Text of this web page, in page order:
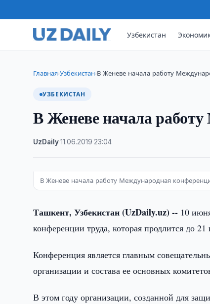
Узбекистан
Главная›Узбекистан›В Женеве начала работу
УЗБЕКИСТАН
В Женеве начала
UzDaily·11.06.2019 23:04
В Женеве начала работу Международная
Ташкент, Узбекистан (UzDaily.uz) -- 10
конференции труда, которая продлится до
Конференция является главным
организации и состава ее основных
В этом году организации, созданной для